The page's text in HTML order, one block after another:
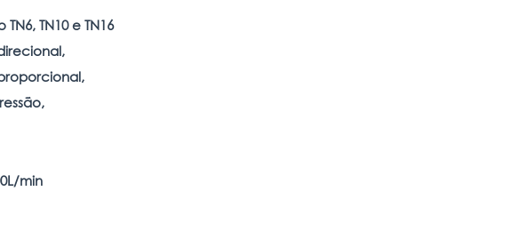
TN10 e TN16
min